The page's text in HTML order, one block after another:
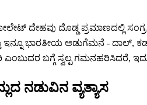
ದೇಹವು ದೊಡ್ಡ ಪ್ರಮಾಣದಲ್ಲಿ
ಭಾರತೀಯ ಅಡುಗೆಮನೆ - ದಾಲ್,
ಎಂಬುದರ ಬಗ್ಗೆ ಸ್ವಲ್ಪ
ನಡುವಿನ ವ್ಯತ್ಯಾಸ